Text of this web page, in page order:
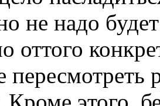
не надо
оттого
пересмотреть